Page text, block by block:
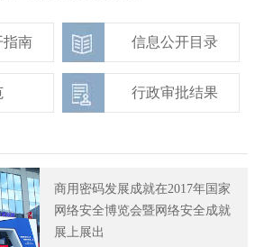
指南 信息公开目录
行政审批结果
商用密码发展成就在2017年国家
网络安全博览会暨网络安全成就
展上展出